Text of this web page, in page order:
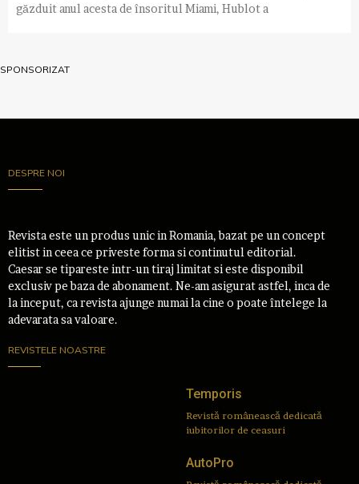
găzduit anul acesta de însoritul Miami, Hublot a
SPONSORIZAT
DESPRE NOI
Revista este un produs unic in Romania, bazat pe un concept
elitist in ceea ce priveste forma si continutul editorial.
Caesar se tipareste intr-un tiraj limitat si este disponibil
exclusiv pe baza de abonament. Ne-am asigurat astfel, inca de
la inceput, ca revista ajunge numai la cine o poate întelege la
adevarata sa valoare.
REVISTELE NOASTRE
Temporis
Revistă românească dedicată
iubitorilor de ceasuri
AutoPro